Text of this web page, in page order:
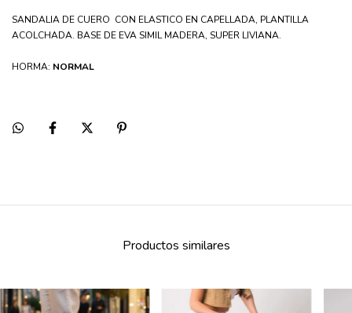
SANDALIA DE CUERO CON ELASTICO EN CAPELLADA, PLANTILLA
ACOLCHADA. BASE DE EVA SIMIL MADERA, SUPER LIVIANA.
HORMA: NORMAL
Productos similares